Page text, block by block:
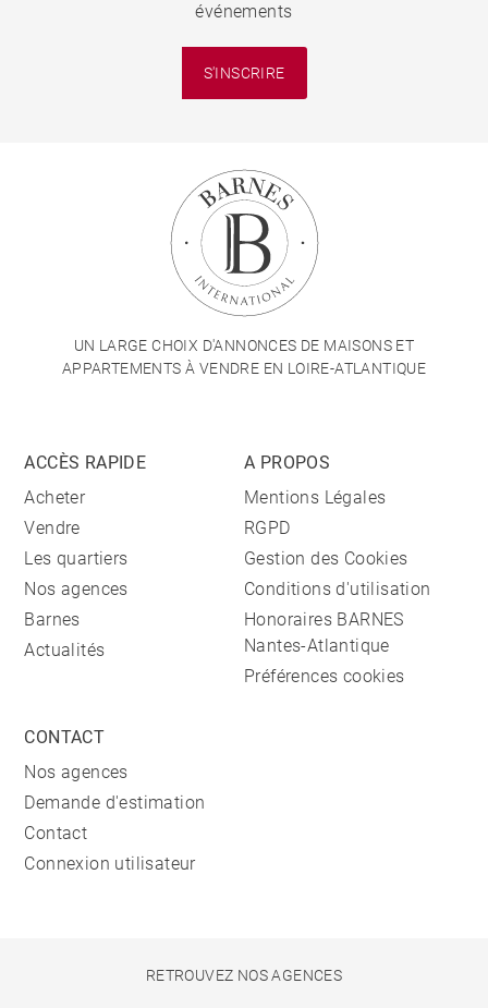
événements
S'INSCRIRE
UN LARGE CHOIX D'ANNONCES DE MAISONS ET
APPARTEMENTS À VENDRE EN LOIRE-ATLANTIQUE
ACCÈS RAPIDE
Acheter
Vendre
Les quartiers
Nos agences
Barnes
Actualités
A PROPOS
Mentions Légales
RGPD
Gestion des Cookies
Conditions d'utilisation
Honoraires BARNES
Nantes-Atlantique
Préférences cookies
CONTACT
Nos agences
Demande d'estimation
Contact
Connexion utilisateur
RETROUVEZ NOS AGENCES